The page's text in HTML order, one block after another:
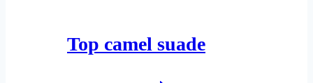
Las
Top camel suade